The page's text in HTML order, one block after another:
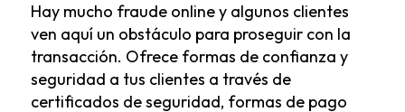
Hay mucho fraude online y algunos clientes
ven aquí un obstáculo para proseguir con la
transacción. Ofrece formas de confianza y
seguridad a tus clientes a través de
certificados de seguridad, formas de pago